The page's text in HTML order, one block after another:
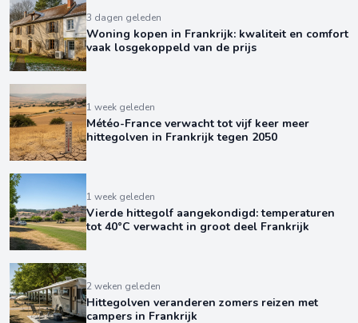
3 dagen geleden
Woning kopen in Frankrijk: kwaliteit en comfort
vaak losgekoppeld van de prijs
1 week geleden
Météo-France verwacht tot vijf keer meer
hittegolven in Frankrijk tegen 2050
1 week geleden
Vierde hittegolf aangekondigd: temperaturen
tot 40°C verwacht in groot deel Frankrijk
2 weken geleden
Hittegolven veranderen zomers reizen met
campers in Frankrijk